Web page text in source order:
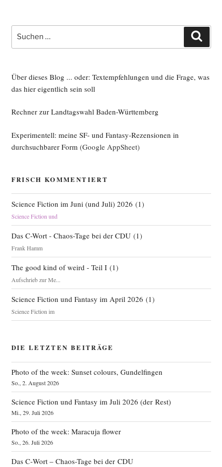
Suche
nach:
Über dieses Blog ... oder: Textempfehlungen und die Frage, was
das hier eigentlich sein soll
Rechner zur Landtagswahl Baden-Württemberg
Experimentell: meine SF- und Fantasy-Rezensionen in
durchsuchbarer Form (Google AppSheet)
FRISCH KOMMENTIERT
Science Fiction im Juni (und Juli) 2026 (1)
Science Fiction und
Das C-Wort - Chaos-Tage bei der CDU(1)
Frank Hamm
The good kind of weird - Teil I(1)
Aufschrieb zur Me...
Science Fiction und Fantasy im April 2026 (1)
Science Fiction im
DIE LETZTEN BEITRÄGE
Photo of the week: Sunset colours, Gundelfingen
So., 2. August 2026
Science Fiction und Fantasy im Juli 2026 (der Rest)
Mi., 29. Juli 2026
Photo of the week: Maracuja flower
So., 26. Juli 2026
Das C‑Wort – Chaos-Tage bei der CDU